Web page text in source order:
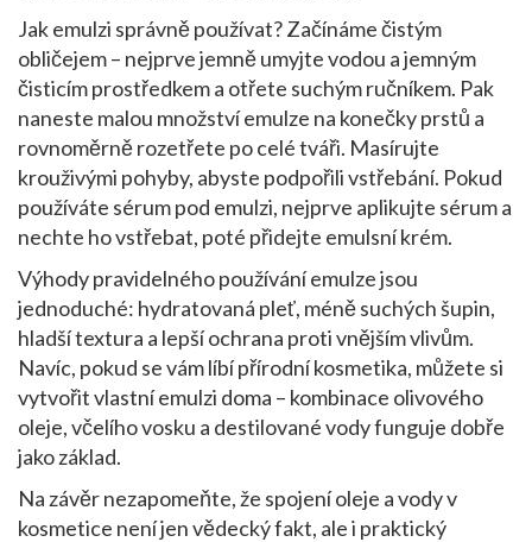
Jak emulzi správně používat? Začínáme čistým
obličejem – nejprve jemně umyjte vodou a jemným
čisticím prostředkem a otřete suchým ručníkem. Pak
naneste malou množství emulze na konečky prstů a
rovnoměrně rozetřete po celé tváři. Masírujte
krouživými pohyby, abyste podpořili vstřebání. Pokud
používáte sérum pod emulzi, nejprve aplikujte sérum a
nechte ho vstřebat, poté přidejte emulsní krém.
Výhody pravidelného používání emulze jsou
jednoduché: hydratovaná pleť, méně suchých šupin,
hladší textura a lepší ochrana proti vnějším vlivům.
Navíc, pokud se vám líbí přírodní kosmetika, můžete si
vytvořit vlastní emulzi doma – kombinace olivového
oleje, včelího vosku a destilované vody funguje dobře
jako základ.
Na závěr nezapomeňte, že spojení oleje a vody v
kosmetice není jen vědecký fakt, ale i praktický